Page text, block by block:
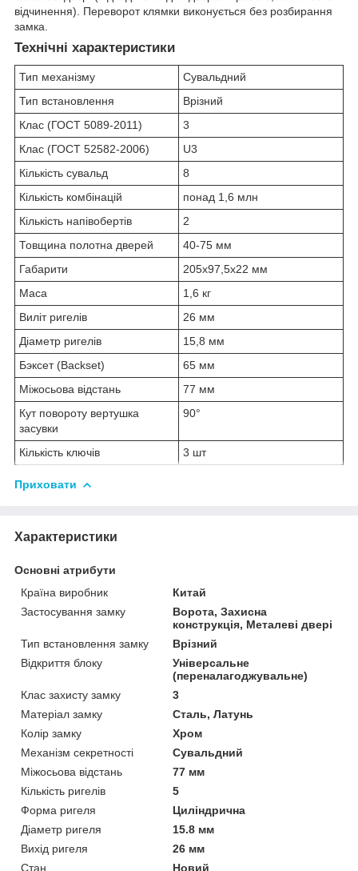
відчинення). Переворот клямки виконується без розбирання
замка.
Технічні характеристики
Тип механізму
Сувальдний
Тип встановлення
Врізний
Клас (ГОСТ 5089-2011)
3
Клас (ГОСТ 52582-2006)
U3
Кількість сувальд
8
Кількість комбінацій
понад 1,6 млн
Кількість напівобертів
2
Товщина полотна дверей
40-75 мм
Габарити
205х97,5х22 мм
Маса
1,6 кг
Виліт ригелів
26 мм
Діаметр ригелів
15,8 мм
Бэксет (Backset)
65 мм
Міжосьова відстань
77 мм
Кут повороту вертушка
засувки
90°
Кількість ключів 3 шт
Приховати
Характеристики
Основні атрибути
Країна виробник
Китай
Застосування замку
Ворота, Захисна
конструкція, Металеві двері
Тип встановлення замку
Врізний
Відкриття блоку
Універсальне
(переналагоджувальне)
Клас захисту замку
3
Матеріал замку
Сталь, Латунь
Колір замку
Хром
Механізм секретності
Сувальдний
Міжосьова відстань
77 мм
Кількість ригелів
5
Форма ригеля
Циліндрична
Діаметр ригеля
15.8 мм
Вихід ригеля
26 мм
Стан
Новий